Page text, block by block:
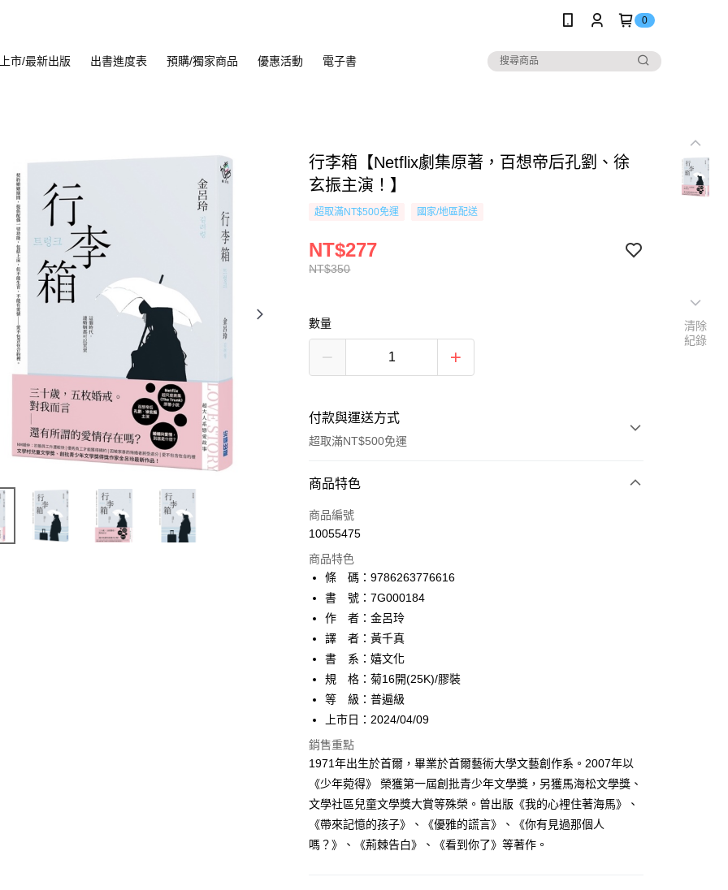
0
市/最新出版 出書進度表 預購/獨家商品 優惠活動 電子書
行李箱【Netflix劇集原著，百想帝后孔劉、徐
玄振主演！】
超取滿NT$500免運 國家/地區配送
NT$350
NT$277
數量
付款與運送方式
超取滿NT$500免運
付款方式
信用卡一次付款
AFTEE先享後付
相關說明
AFTEE先享後付是「在收到商品之後才付款」的支付方式。 讓您購物簡單
便利好安心！
１．簡單：不需註冊會員、不需綁卡、不需儲值。
２．便利：只要手機號碼，簡訊認證，即可結帳。
３．安心：先確認商品／服務後，再付款。
１．於結帳方式選擇「AFTEE先享後付」後，將跳轉至「AFTEE先享後
付」結帳頁面，進行簡訊認證並確認金額後，即可完成結帳。
２．訂單成立數日內，您將收到繳費通知簡訊。
３．收到繳費通知簡訊後14天內，點擊此簡訊中的連結，可透過四大超商
／ATM／網路銀行／等多元方式進行付款，方視為交易完成。
※ 請注意：結帳手續完成當下不需立刻繳費，但若您需要取消訂單，請聯
絡購買商品的店家。未經商家同意取消之訂單仍視為有效，需透過AFTEE
先享後付繳納相關費用。
※ 交易是否成功請以「AFTEE先享後付 」之結帳頁面顯示為準，若有關於
ATM付款
運送方式
全家取貨付款
每筆NT$80，滿NT$500(含以上)免運費
付款後全家取貨
每筆NT$80，滿NT$500(含以上)免運費
萊爾富取貨付款
每筆NT$80，滿NT$500(含以上)免運費
商品特色
商品編號
10055475
商品特色
條 碼：9786263776616
書 號：7G000184
作 者：金呂玲
譯 者：黃千真
書 系：嬉文化
規 格：菊16開(25K)/膠裝
等 級：普遍級
上市日：2024/04/09
銷售重點
1971年出生於首爾，畢業於首爾藝術大學文藝創作系。2007年以
《少年菀得》 榮獲第一屆創批青少年文學獎，另獲馬海松文學獎、
文學社區兒童文學獎大賞等殊榮。曾出版《我的心裡住著海馬》、
《帶來記憶的孩子》、《優雅的謊言》、《你有見過那個人
嗎？》、《荊棘告白》、《看到你了》等著作。
清除
紀錄